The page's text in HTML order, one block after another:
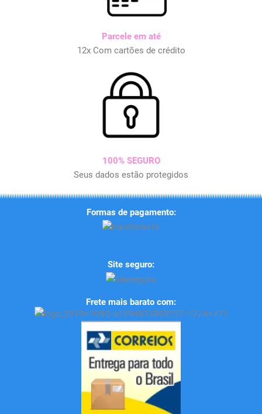
Parcele em até
12x Com cartões de crédito
100% SEGURO
Seus dados estão protegidos
Formas de pagamento:
Site seguro:
Frete mais barato com: